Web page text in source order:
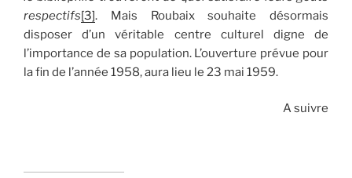
respectifs[3]. Mais Roubaix souhaite désormais
disposer d’un véritable centre culturel digne de
l’importance de sa population. L’ouverture prévue pour
la fin de l’année 1958, aura lieu le 23 mai 1959.
A suivre